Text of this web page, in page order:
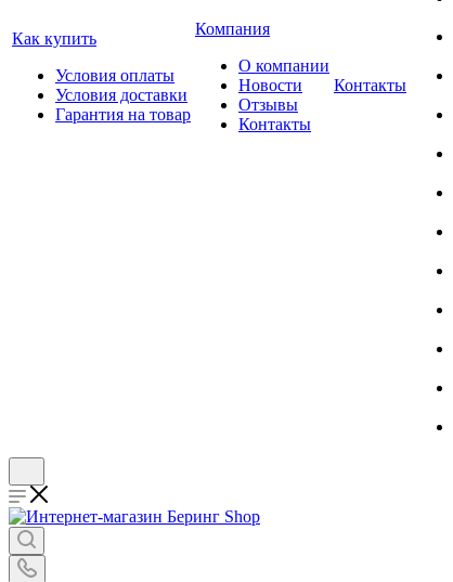
Как купить
Условия оплаты
Условия доставки
Гарантия на товар
Компания
О компании
Новости
Отзывы
Контакты
Контакты